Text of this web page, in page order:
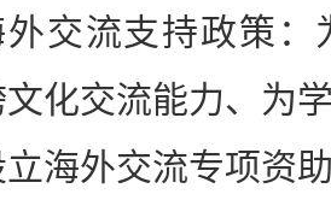
流支持政策：
化交流能力、为
海外交流专项资